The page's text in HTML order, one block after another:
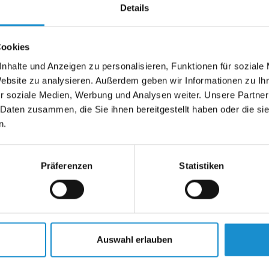
Details
und Anzeigen zu personalisieren, Funktionen für soziale
zu analysieren. Außerdem geben wir Informationen zu
soziale Medien, Werbung und Analysen weiter. Unsere
zusammen, die Sie ihnen bereitgestellt haben oder die
Präferenzen Statistiken
Auswahl erlauben